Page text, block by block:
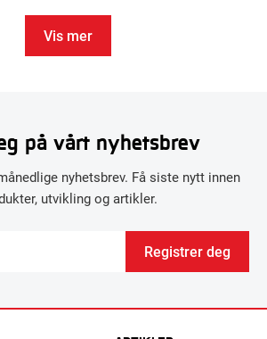
Vis mer
på vårt nyhetsbrev
nyhetsbrev. Få siste nytt innen
utvikling og artikler.
Registrer deg